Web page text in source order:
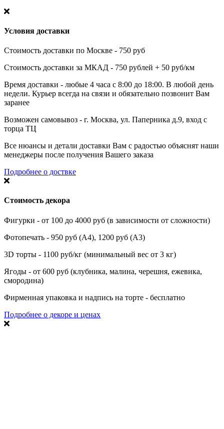
Условия доставки
Стоимость доставки по Москве - 750 руб
Стоимость доставки за МКАД - 750 рублей + 50 руб/км
Время доставки - любые 4 часа с 8:00 до 18:00. В любой день
недели. Курьер всегда на связи и обязательно позвонит Вам
заранее
Возможен самовывоз - г. Москва, ул. Паперника д.9, вход с
торца ТЦ
Все нюансы и детали доставки Вам с радостью объяснят наши
менеджеры после получения Вашего заказа
Подробнее о доствке
Стоимость декора
Фигурки - от 100 до 4000 руб (в зависимости от сложности)
Фотопечать - 950 руб (А4), 1200 руб (А3)
3D торты - 1100 руб/кг (минимальный вес от 3 кг)
Ягоды - от 600 руб (клубника, малина, черешня, ежевика,
смородина)
Фирменная упаковка и надпись на торте - бесплатно
Подробнее о декоре и ценах